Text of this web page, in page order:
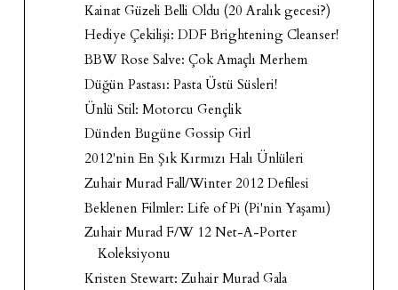
Kainat Güzeli Belli Oldu (20 Aralık gecesi?)
Hediye Çekilişi: DDF Brightening Cleanser!
BBW Rose Salve: Çok Amaçlı Merhem
Düğün Pastası: Pasta Üstü Süsleri!
Ünlü Stil: Motorcu Gençlik
Dünden Bugüne Gossip Girl
2012'nin En Şık Kırmızı Halı Ünlüleri
Zuhair Murad Fall/Winter 2012 Defilesi
Beklenen Filmler: Life of Pi (Pi'nin Yaşamı)
Zuhair Murad F/W 12 Net-A-Porter
Koleksiyonu
Kristen Stewart: Zuhair Murad Gala